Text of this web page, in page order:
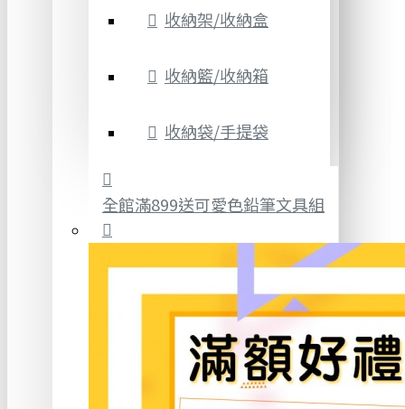
收納架/收納盒
收納籃/收納箱
收納袋/手提袋
全館滿899送可愛色鉛筆文具組